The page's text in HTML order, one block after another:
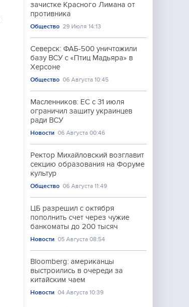
зачистке Красного Лимана от
противника
Общество 29 Июля 14:13
Северск: ФАБ-500 уничтожили
базу ВСУ с «Птиц Мадьяра» в
Херсоне
Общество 06 Августа 10:45
Масленников: ЕС с 31 июля
ограничил защиту украинцев
ради ВСУ
Новости 06 Августа 00:46
Ректор Михайловский возглавит
секцию образования на Форуме
культур
Общество 06 Августа 11:49
ЦБ разрешил с октября
пополнить счет через чужие
банкоматы до 200 тысяч
Новости 05 Августа 08:54
Bloomberg: американцы
выстроились в очереди за
китайским чаем
Новости 04 Августа 10:39